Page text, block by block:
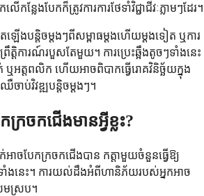
ន្លែងបែកក៏ត្រូវការការថែទាំវិជ្ជាជីវៈភ្លាមៗដែរ។
ឡើងបន្តិចម្តងៗពីសម្ពាធម្តងហើយម្តងទៀត ឬការ
តិការណ៍របួសតែមួយ។ ការប្រេះឆ្អឹងតូចៗទាំងនេះ
អត្តពលិក ហើយអាចពិបាកធ្វើរោគវិនិច្ឆ័យក្នុង
ាប់វិវឌ្ឍបន្តិចម្តងៗ។
រចកជើងមានអ្វីខ្លះ?
ាចបែកក្រចកជើងបាន កត្តាមួយចំនួនធ្វើឱ្យ
ាំងនេះ។ ការយល់ដឹងអំពីហានិភ័យរបស់អ្នកអាច
មស្រប។